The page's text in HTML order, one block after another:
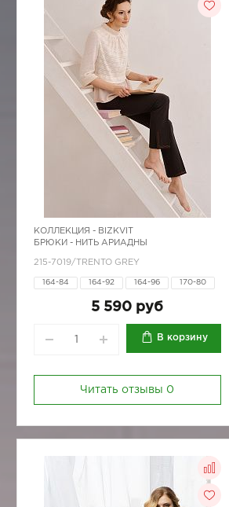
КОЛЛЕКЦИЯ - BIZKVIT
БРЮКИ - НИТЬ АРИАДНЫ
215-7019/TRENTO GREY
164-84 164-92 164-96 170-80
5 590 руб
В корзину
Читать отзывы 0